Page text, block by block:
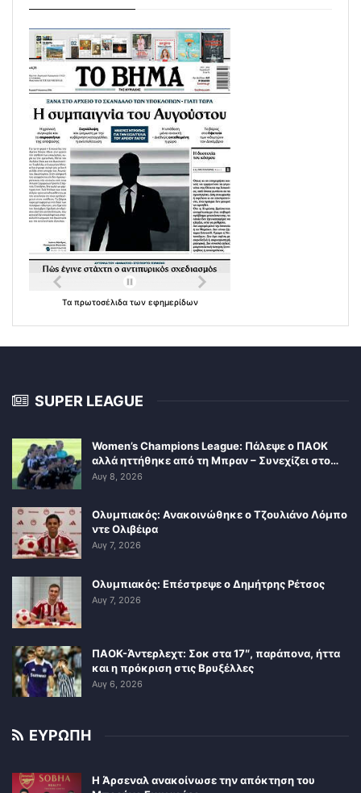
Τα πρωτοσέλιδα των εφημερίδων
SUPER LEAGUE
Women’s Champions League: Πάλεψε ο ΠΑΟΚ
αλλά ηττήθηκε από τη Μπραν – Συνεχίζει στο…
Αυγ 8, 2026
Ολυμπιακός: Ανακοινώθηκε ο Τζουλιάνο Λόμπο
ντε Ολιβέιρα
Αυγ 7, 2026
Ολυμπιακός: Επέστρεψε ο Δημήτρης Ρέτσος
Αυγ 7, 2026
ΠΑΟΚ-Άντερλεχτ: Σοκ στα 17″, παράπονα, ήττα
και η πρόκριση στις Βρυξέλλες
Αυγ 6, 2026
ΕΥΡΩΠΗ
Η Άρσεναλ ανακοίνωσε την απόκτηση του